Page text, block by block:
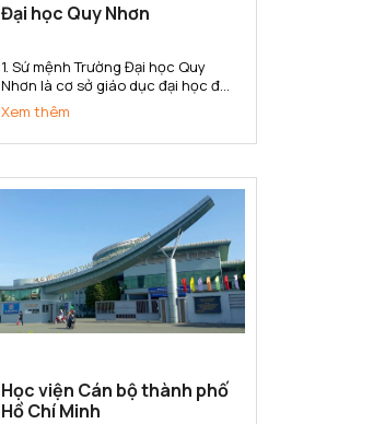
Đại học Quy Nhơn
1. Sứ mệnh Trường Đại học Quy
Nhơn là cơ sở giáo dục đại học đa
ngành, đa lĩnh vực có sứ mệnh
đào tạo, phát triển nguồn nhân
lực chất lượng cao; bồi dưỡng
truyền bá tri thức và chuyển giao
Xem thêm
Học viện Cán bộ thành phố
Hồ Chí Minh